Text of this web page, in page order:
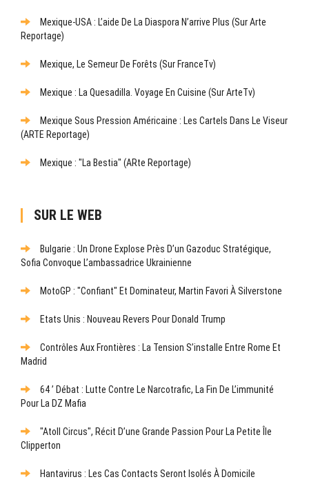
Mexique-USA : L’aide De La Diaspora N’arrive Plus (sur Arte
Reportage)
Mexique, Le Semeur De Forêts (sur FranceTv)
Mexique : La Quesadilla. Voyage En Cuisine (sur ArteTv)
Mexique Sous Pression Américaine : Les Cartels Dans Le Viseur
(ARTE Reportage)
Mexique : "La Bestia" (ARte Reportage)
SUR LE WEB
Bulgarie : Un Drone Explose Près D’un Gazoduc Stratégique,
Sofia Convoque L’ambassadrice Ukrainienne
MotoGP : "Confiant" Et Dominateur, Martin Favori À Silverstone
Etats Unis : Nouveau Revers Pour Donald Trump
Contrôles Aux Frontières : La Tension S’installe Entre Rome Et
Madrid
64 ’ Débat : Lutte Contre Le Narcotrafic, La Fin De L’immunité
Pour La DZ Mafia
"Atoll Circus", Récit D’une Grande Passion Pour La Petite Île
Clipperton
Hantavirus : Les Cas Contacts Seront Isolés À Domicile